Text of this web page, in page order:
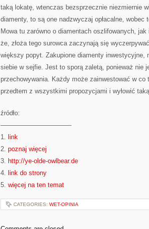
taką lokatę, wtenczas bezsprzecznie niezmiernie
diamenty, to są one nadzwyczaj opłacalne, wobec
Mowa tu zarówno o diamentach oszlifowanych,
że, złoża tego surowca zaczynają się
większy popyt. Zakupione diamenty
siebie w sejfie. Jest to sporą zaletą, ponieważ nie
przechowywania. Każdy może zainwestować w
przedtem z wszystkimi propozycjami i wyłowić
źródło:
———————————
1. link
2. poznaj więcej
3. http://ye-olde-owlbear.de
4. link do strony
5. więcej na ten temat
CATEGORIES: WET-OPINIA